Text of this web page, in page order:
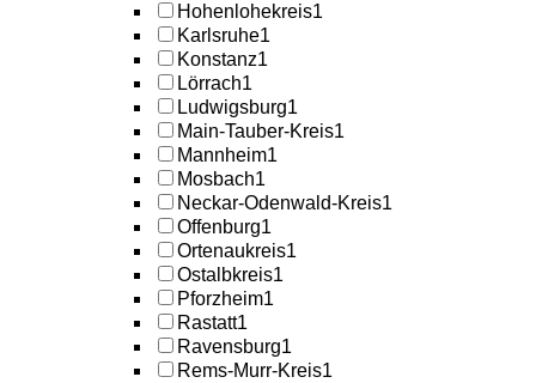
Hohenlohekreis1
Karlsruhe1
Konstanz1
Lörrach1
Ludwigsburg1
Main-Tauber-Kreis1
Mannheim1
Mosbach1
Neckar-Odenwald-Kreis1
Offenburg1
Ortenaukreis1
Ostalbkreis1
Pforzheim1
Rastatt1
Ravensburg1
Rems-Murr-Kreis1